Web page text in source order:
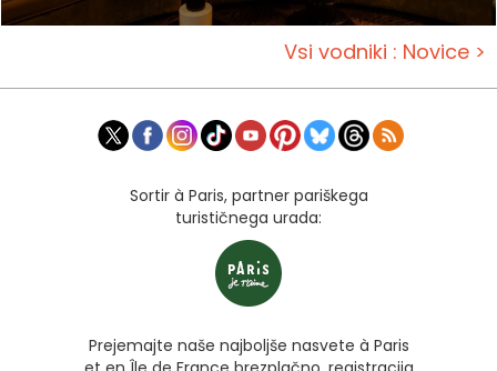
Vsi vodniki : Novice >
Sortir à Paris, partner pariškega
turističnega urada:
Prejemajte naše najboljše nasvete à Paris